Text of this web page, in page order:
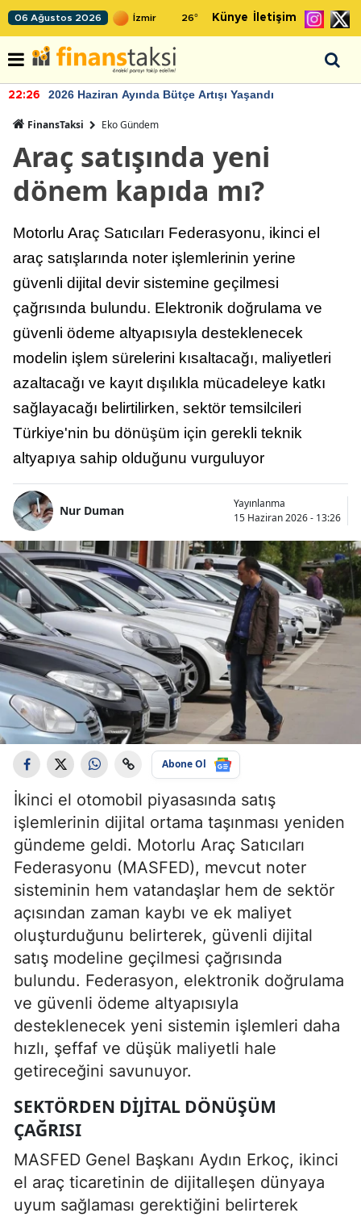
06 Ağustos 2026 26° Künye İletişim
22:26 2026 Haziran Ayında Bütçe Artışı Yaşandı
FinansTaksi Eko Gündem
Araç satışında yeni
dönem kapıda mı?
Motorlu Araç Satıcıları Federasyonu, ikinci el
araç satışlarında noter işlemlerinin yerine
güvenli dijital devir sistemine geçilmesi
çağrısında bulundu. Elektronik doğrulama ve
güvenli ödeme altyapısıyla desteklenecek
modelin işlem sürelerini kısaltacağı, maliyetleri
azaltacağı ve kayıt dışılıkla mücadeleye katkı
sağlayacağı belirtilirken, sektör temsilcileri
Türkiye'nin bu dönüşüm için gerekli teknik
altyapıya sahip olduğunu vurguluyor
Nur Duman
Yayınlanma
15 Haziran 2026 - 13:26
Abone Ol
İkinci el otomobil piyasasında satış
işlemlerinin dijital ortama taşınması yeniden
gündeme geldi. Motorlu Araç Satıcıları
Federasyonu (MASFED), mevcut noter
sisteminin hem vatandaşlar hem de sektör
açısından zaman kaybı ve ek maliyet
oluşturduğunu belirterek, güvenli dijital
satış modeline geçilmesi çağrısında
bulundu. Federasyon, elektronik doğrulama
ve güvenli ödeme altyapısıyla
desteklenecek yeni sistemin işlemleri daha
hızlı, şeffaf ve düşük maliyetli hale
getireceğini savunuyor.
SEKTÖRDEN DIJITAL DÖNÜŞÜM
ÇAĞRISI
MASFED Genel Başkanı Aydın Erkoç, ikinci
el araç ticaretinin de dijitalleşen dünyaya
uyum sağlaması gerektiğini belirterek